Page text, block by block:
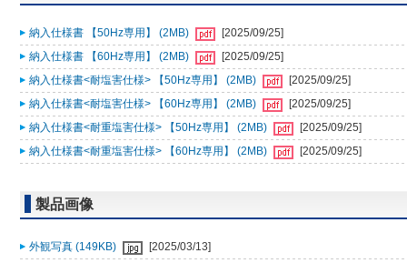
納入仕様書 【50Hz専用】 (2MB)
[2025/09/25]
納入仕様書 【60Hz専用】 (2MB)
[2025/09/25]
納入仕様書<耐塩害仕様> 【50Hz専用】 (2MB)
[2025/09/25]
納入仕様書<耐塩害仕様> 【60Hz専用】 (2MB)
[2025/09/25]
納入仕様書<耐重塩害仕様> 【50Hz専用】 (2MB)
[2025/09/25]
納入仕様書<耐重塩害仕様> 【60Hz専用】 (2MB)
[2025/09/25]
製品画像
外観写真 (149KB) [2025/03/13]